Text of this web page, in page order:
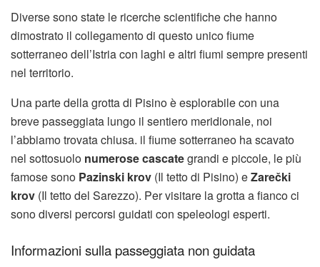
Diverse sono state le ricerche scientifiche che hanno
dimostrato il collegamento di questo unico fiume
sotterraneo dell’Istria con laghi e altri fiumi sempre presenti
nel territorio.
Una parte della grotta di Pisino è esplorabile con una
breve passeggiata lungo il sentiero meridionale, noi
l’abbiamo trovata chiusa. il fiume sotterraneo ha scavato
nel sottosuolo numerose cascategrandi e piccole, le più
famose sono Pazinski krov (Il tetto di Pisino) eZarečki
krov (Il tetto del Sarezzo). Per visitare la grotta a fianco ci
sono diversi percorsi guidati con speleologi esperti.
Informazioni sulla passeggiata non guidata